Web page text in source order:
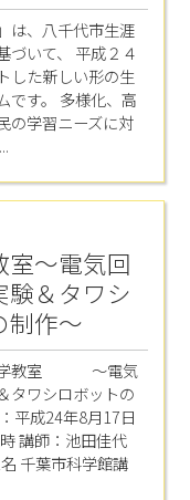
は、八千代市生涯
づいて、 平成２４
した新しい形の生
です。 多様化、高
の学習ニーズに対
室～電気回
験＆タワシ
制作～
学教室 ～電気
タワシロボットの
平成24年8月17日
講師：池田佳代
千葉市科学館講